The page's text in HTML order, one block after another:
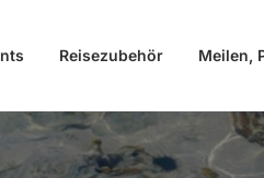
Reisezubehör Meilen,